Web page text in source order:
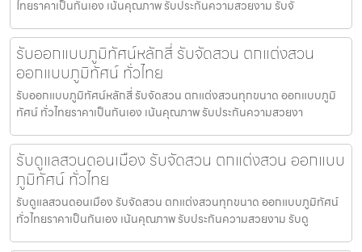
ไทยราคาเป็นกันเอง เน้นคุณภาพ รับประกันความสวยงาม รับจั
รับออกแบบภูมิทัศน์หลักสี่ รับจัดสวน ตกแต่งสวน
ออกแบบภูมิทัศน์ ทั่วไทย
รับออกแบบภูมิทัศน์หลักสี่ รับจัดสวน ตกแต่งสวนทุกขนาด ออกแบบภูมิ
ทัศน์ ทั่วไทยราคาเป็นกันเอง เน้นคุณภาพ รับประกันความสวยงา
รับดูแลสวนดอนเมือง รับจัดสวน ตกแต่งสวน ออกแบบ
ภูมิทัศน์ ทั่วไทย
รับดูแลสวนดอนเมือง รับจัดสวน ตกแต่งสวนทุกขนาด ออกแบบภูมิทัศน์
ทั่วไทยราคาเป็นกันเอง เน้นคุณภาพ รับประกันความสวยงาม รับดู